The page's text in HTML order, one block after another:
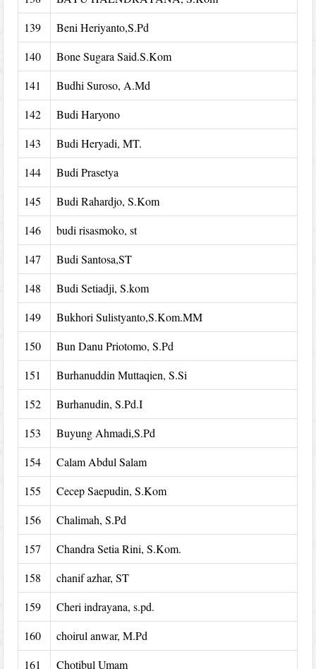
139
Beni Heriyanto,S.Pd
140
Bone Sugara Said.S.Kom
141
Budhi Suroso, A.Md
142
Budi Haryono
143
Budi Heryadi, MT.
144
Budi Prasetya
145
Budi Rahardjo, S.Kom
146
budi risasmoko, st
147
Budi Santosa,ST
148
Budi Setiadji, S.kom
149
Bukhori Sulistyanto,S.Kom.MM
150
Bun Danu Priotomo, S.Pd
151
Burhanuddin Muttaqien, S.Si
152
Burhanudin, S.Pd.I
153
Buyung Ahmadi,S.Pd
154
Calam Abdul Salam
155
Cecep Saepudin, S.Kom
156
Chalimah, S.Pd
157
Chandra Setia Rini, S.Kom.
158
chanif azhar, ST
159
Cheri indrayana, s.pd.
160
choirul anwar, M.Pd
161
Chotibul Umam